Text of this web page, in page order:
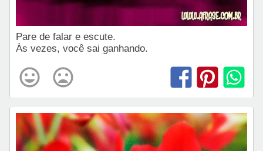
Pare de falar e escute.
Às vezes, você sai ganhando.